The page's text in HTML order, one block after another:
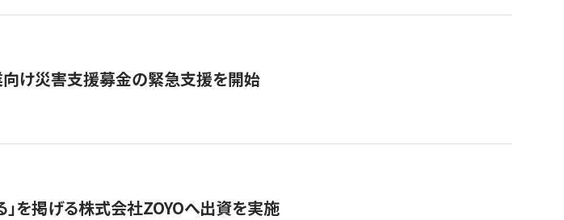
向け災害支援募金の緊急支援を開始
」を掲げる株式会社ZOYOへ出資を実施